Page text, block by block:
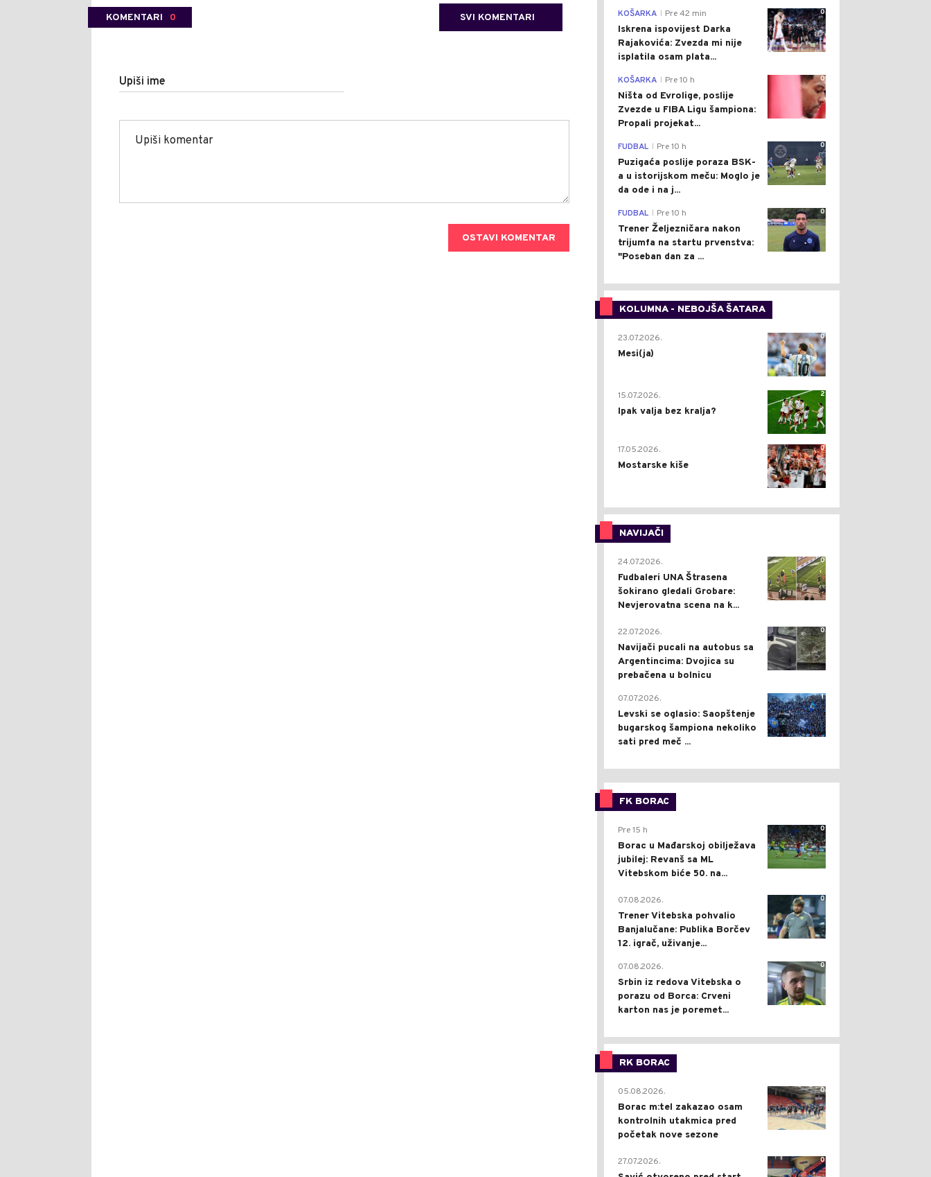
KOMENTARI 0 SVI KOMENTARI
Upiši ime
OSTAVI KOMENTAR
0
KOŠARKA Pre 42 min
Iskrena ispovijest Darka
Rajakovića: Zvezda mi nije
isplatila osam plata...
0
KOŠARKA Pre 10 h
Ništa od Evrolige, poslije
Zvezde u FIBA Ligu šampiona:
Propali projekat...
0
FUDBAL Pre 10 h
Puzigaća poslije poraza BSK-
a u istorijskom meču: Moglo je
da ode i na j...
0
FUDBAL Pre 10 h
Trener Željezničara nakon
trijumfa na startu prvenstva:
"Poseban dan za ...
KOLUMNA - NEBOJŠA ŠATARA
0
23.07.2026.
Mesi(ja)
2
15.07.2026.
Ipak valja bez kralja?
0
17.05.2026.
Mostarske kiše
NAVIJAČI
0
24.07.2026.
Fudbaleri UNA Štrasena
šokirano gledali Grobare:
Nevjerovatna scena na k...
0
22.07.2026.
Navijači pucali na autobus sa
Argentincima: Dvojica su
prebačena u bolnicu
1
07.07.2026.
Levski se oglasio: Saopštenje
bugarskog šampiona nekoliko
sati pred meč ...
FK BORAC
0
Pre 15 h
Borac u Mađarskoj obilježava
jubilej: Revanš sa ML
Vitebskom biće 50. na...
0
07.08.2026.
Trener Vitebska pohvalio
Banjalučane: Publika Borčev
12. igrač, uživanje...
0
07.08.2026.
Srbin iz redova Vitebska o
porazu od Borca: Crveni
karton nas je poremet...
RK BORAC
0
05.08.2026.
Borac m:tel zakazao osam
kontrolnih utakmica pred
početak nove sezone
0
27.07.2026.